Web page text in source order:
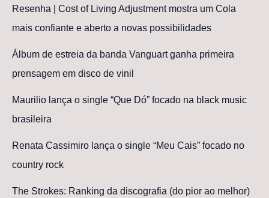
Resenha | Cost of Living Adjustment mostra um Cola
mais confiante e aberto a novas possibilidades
Álbum de estreia da banda Vanguart ganha primeira
prensagem em disco de vinil
Maurilio lança o single “Que Dó” focado na black music
brasileira
Renata Cassimiro lança o single “Meu Cais” focado no
country rock
The Strokes: Ranking da discografia (do pior ao melhor)